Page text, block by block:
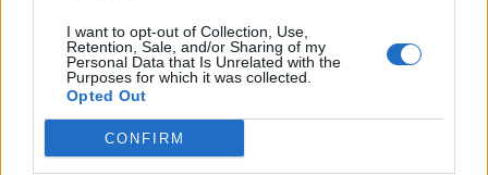
I want to opt-out of Collection, Use,
Retention, Sale, and/or Sharing of my
Personal Data that Is Unrelated with the
Purposes for which it was collected.
Opted Out
CONFIRM